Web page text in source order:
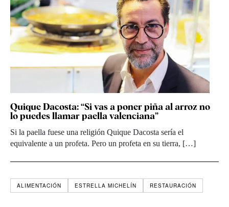
Quique Dacosta: “Si vas a poner piña al arroz no
lo puedes llamar paella valenciana”
Si la paella fuese una religión Quique Dacosta sería el
equivalente a un profeta. Pero un profeta en su tierra, […]
ALIMENTACIÓN ESTRELLA MICHELÍN RESTAURACIÓN